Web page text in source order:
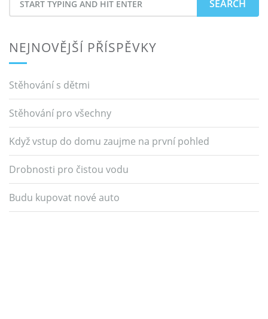
for
NEJNOVĚJŠÍ PŘÍSPĚVKY
Stěhování s dětmi
Stěhování pro všechny
Když vstup do domu zaujme na první pohled
Drobnosti pro čistou vodu
Budu kupovat nové auto